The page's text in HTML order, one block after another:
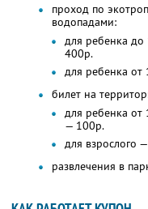
проход по
водопадами:
для ребенка до
400р.
для ребенка от
билет на
для ребенка от
— 100р.
для взрослого
развлечения в